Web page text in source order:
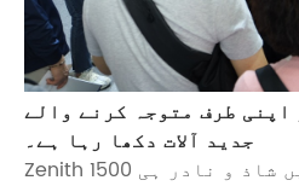
طرف متوجہ کرنے والے
جدید آلات دکھا رہا ہے۔
Zenith 1500 کو بڑی نمائشوں میں شاذ و نادر ہی